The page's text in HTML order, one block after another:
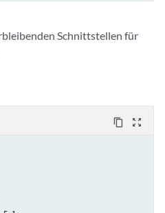
Schnittstellen für
content_copy zoom_out_map